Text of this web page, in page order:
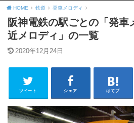
HOME 鉄道 発車メロディ
阪神電鉄の駅ごとの「発車
近メロディ」の一覧
2020年12月24日
ツイート シェア はてブ